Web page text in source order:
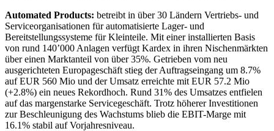
Automated Products: betreibt in über 30 Ländern Vertriebs- und
Serviceorganisationen für automatisierte Lager- und
Bereitstellungssysteme für Kleinteile. Mit einer installierten Basis
von rund 140’000 Anlagen verfügt Kardex in ihren Nischenmärkten
über einen Marktanteil von über 35%. Getrieben vom neu
ausgerichteten Europageschäft stieg der Auftragseingang um 8.7%
auf EUR 560 Mio und der Umsatz erreichte mit EUR 57.2 Mio
(+2.8%) ein neues Rekordhoch. Rund 31% des Umsatzes entfielen
auf das margenstarke Servicegeschäft. Trotz höherer Investitionen
zur Beschleunigung des Wachstums blieb die EBIT-Marge mit
16.1% stabil auf Vorjahresniveau.